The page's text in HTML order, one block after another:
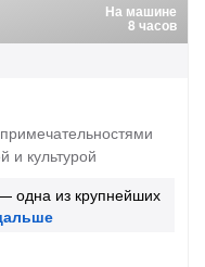
На машине
8 часов
и культурой
одна из крупнейших